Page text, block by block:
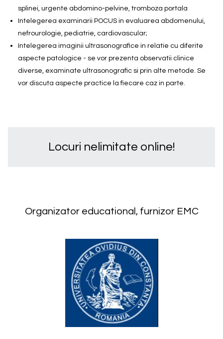
splinei, urgente abdomino-pelvine, tromboza portala
Intelegerea examinarii POCUS in evaluarea abdomenului,
nefrourologie, pediatrie, cardiovascular;
Intelegerea imaginii ultrasonografice in relatie cu diferite
aspecte patologice - se vor prezenta observatii clinice
diverse, examinate ultrasonografic si prin alte metode. Se
vor discuta aspecte practice la fiecare caz in parte.
Locuri nelimitate online!
Organizator educational, furnizor EMC